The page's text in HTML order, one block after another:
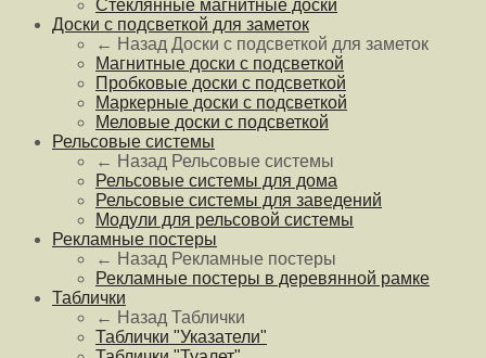
Стеклянные магнитные доски
Доски с подсветкой для заметок
← Назад Доски с подсветкой для заметок
Магнитные доски с подсветкой
Пробковые доски с подсветкой
Маркерные доски с подсветкой
Меловые доски с подсветкой
Рельсовые системы
← Назад Рельсовые системы
Рельсовые системы для дома
Рельсовые системы для заведений
Модули для рельсовой системы
Рекламные постеры
← Назад Рекламные постеры
Рекламные постеры в деревянной рамке
Таблички
← Назад Таблички
Таблички "Указатели"